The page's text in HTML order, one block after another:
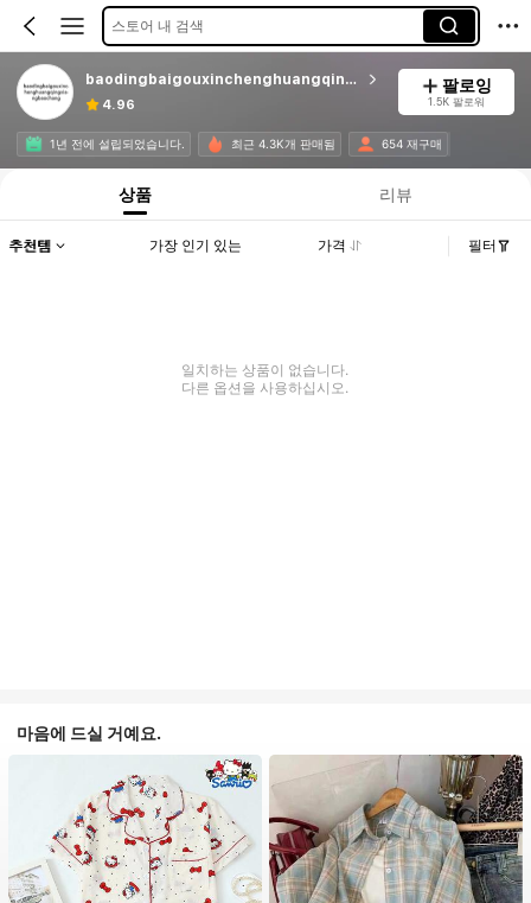
스토어 내 검색
baodingbaigouxinchenghuangqingxiangbaochang
4.96
팔로잉
1.5K 팔로워
1년 전에 설립되었습니다. 최근 4.3K개 판매됨 654 재구매
상품 리뷰
추천템 가장 인기 있는 가격 필터
일치하는 상품이 없습니다.
다른 옵션을 사용하십시오.
마음에 드실 거예요.